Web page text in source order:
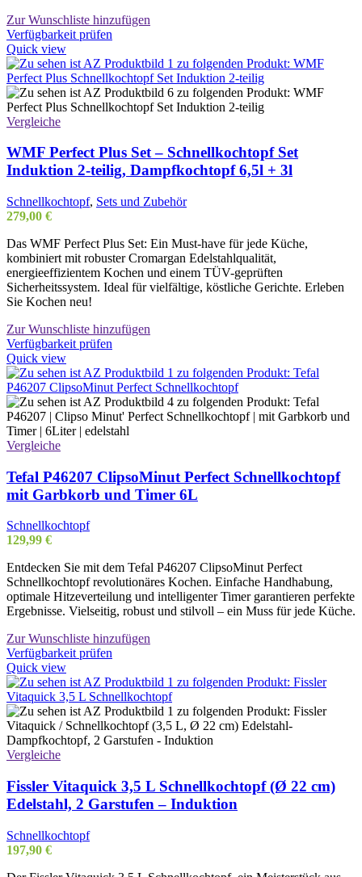
Zur Wunschliste hinzufügen
Verfügbarkeit prüfen
Quick view
Vergleiche
WMF Perfect Plus Set – Schnellkochtopf Set
Induktion 2-teilig, Dampfkochtopf 6,5l + 3l
Schnellkochtopf, Sets und Zubehör
279,00 €
Das WMF Perfect Plus Set: Ein Must-have für jede Küche,
kombiniert mit robuster Cromargan Edelstahlqualität,
energieeffizientem Kochen und einem TÜV-geprüften
Sicherheitssystem. Ideal für vielfältige, köstliche Gerichte. Erleben
Sie Kochen neu!
Zur Wunschliste hinzufügen
Verfügbarkeit prüfen
Quick view
Vergleiche
Tefal P46207 ClipsoMinut Perfect Schnellkochtopf
mit Garbkorb und Timer 6L
Schnellkochtopf
129,99 €
Entdecken Sie mit dem Tefal P46207 ClipsoMinut Perfect
Schnellkochtopf revolutionäres Kochen. Einfache Handhabung,
optimale Hitzeverteilung und intelligenter Timer garantieren perfekte
Ergebnisse. Vielseitig, robust und stilvoll – ein Muss für jede Küche.
Zur Wunschliste hinzufügen
Verfügbarkeit prüfen
Quick view
Vergleiche
Fissler Vitaquick 3,5 L Schnellkochtopf (Ø 22 cm)
Edelstahl, 2 Garstufen – Induktion
Schnellkochtopf
197,90 €